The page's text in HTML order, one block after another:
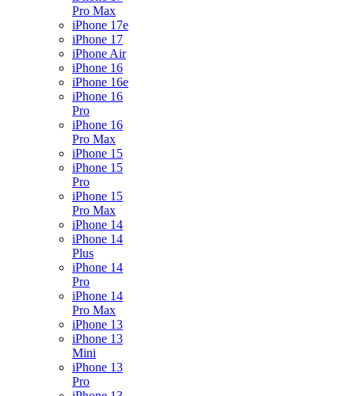
Pro Max
iPhone 17e
iPhone 17
iPhone Air
iPhone 16
iPhone 16e
iPhone 16
Pro
iPhone 16
Pro Max
iPhone 15
iPhone 15
Pro
iPhone 15
Pro Max
iPhone 14
iPhone 14
Plus
iPhone 14
Pro
iPhone 14
Pro Max
iPhone 13
iPhone 13
Mini
iPhone 13
Pro